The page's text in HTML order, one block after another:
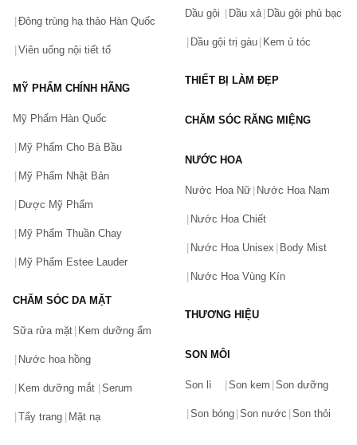
Bạn gặp vấn đề về sản phẩm hay mua hàng?
Hãy báo lỗi cho chúng tôi. Hoặc gọi cho chúng tôi qua số
Đông trùng hạ thảo Hàn Quốc
Viên uống nội tiết tố
MỸ PHẨM CHÍNH HÃNG
Mỹ Phẩm Hàn Quốc
Mỹ Phẩm Cho Bà Bầu
Mỹ Phẩm Nhật Bản
Dược Mỹ Phẩm
Mỹ Phẩm Thuần Chay
Mỹ Phẩm Estee Lauder
CHĂM SÓC DA MẶT
Sữa rửa mặt Kem dưỡng ẩm
Nước hoa hồng
Kem dưỡng mắt Serum
Tẩy trang Mặt nạ
Dầu gội Dầu xả Dầu gội phủ bạc
Dầu gội trị gàu Kem ủ tóc
THIẾT BỊ LÀM ĐẸP
CHĂM SÓC RĂNG MIỆNG
NƯỚC HOA
Nước Hoa Nữ Nước Hoa Nam
Nước Hoa Chiết
Nước Hoa Unisex Body Mist
Nước Hoa Vùng Kín
THƯƠNG HIỆU
SON MÔI
Son lì Son kem Son dưỡng
Son bóng Son nước Son thỏi